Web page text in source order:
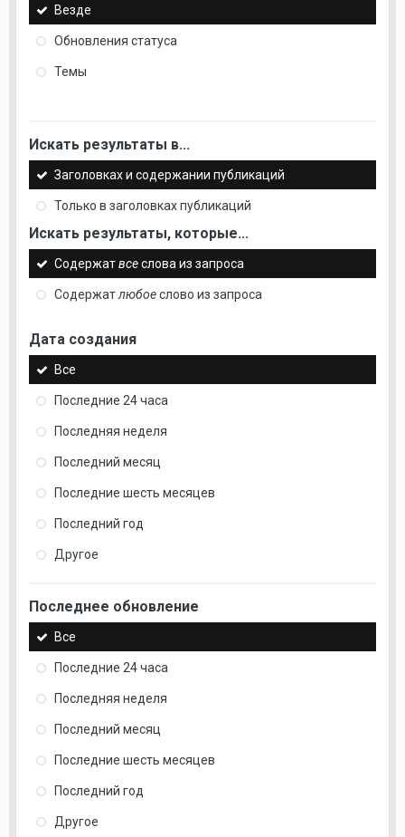
Везде
Обновления статуса
Темы
Искать результаты в...
Заголовках и содержании публикаций
Только в заголовках публикаций
Искать результаты, которые...
Содержатвсеслова из запроса
Содержатлюбоеслово из запроса
Дата создания
Все
Последние 24 часа
Последняя неделя
Последний месяц
Последние шесть месяцев
Последний год
Другое
Последнее обновление
Все
Последние 24 часа
Последняя неделя
Последний месяц
Последние шесть месяцев
Последний год
Другое